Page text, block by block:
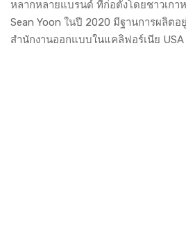
หลากหลายแบรนด์ ที่ก่อตั้งโดยชาวเกา
Sean Yoon ในปี 2020 มีฐานการผลิตอ
สำนักงานออกแบบในแคลิฟอร์เนีย USA